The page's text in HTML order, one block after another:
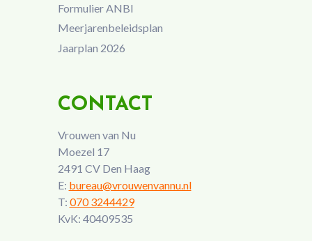
Formulier ANBI
Meerjarenbeleidsplan
Jaarplan 2026
CONTACT
Vrouwen van Nu
Moezel 17
2491 CV Den Haag
E: bureau@vrouwenvannu.nl
T: 070 3244429
KvK: 40409535